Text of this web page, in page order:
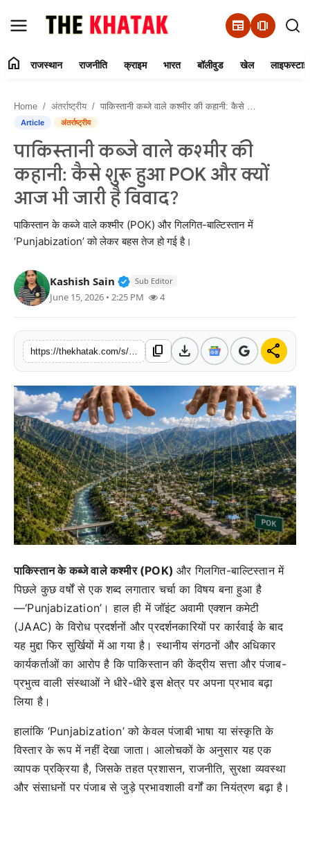
newspaper amp_stories
Contact Us
राजस्थान
राजनीति
क्राइम
बॉलीवुड
खेल
लाइफस्टाइल
अंतर्राष्ट्रीय
home राजस्थान राजनीति क्राइम भारत बॉलीवुड खेल
Home अंतर्राष्ट्रीय पाकिस्तानी कब्जे वाले कश्मीर की कहानी: कैसे शुरू हुआ POK और क्यों आज भी जारी है विवाद?
Article अंतर्राष्ट्रीय
पाकिस्तानी कब्जे वाले कश्मीर की
कहानी: कैसे शुरू हुआ POK और क्यों
आज भी जारी है विवाद?
पाकिस्तान के कब्जे वाले कश्मीर (POK) और गिलगित-बाल्टिस्तान में
‘Punjabization’ को लेकर बहस तेज हो गई है।
Kashish Sain Verified Public Figure • 11 Jun,
Sub Editor
June 15, 2026 • 2:25 PM 4
content_copy download share
पाकिस्तान के कब्जे वाले कश्मीर (POK)और गिलगित-बाल्टिस्तान में
पिछले कुछ वर्षों से एक शब्द लगातार चर्चा का विषय बना हुआ है
—‘Punjabization’। हाल ही में जॉइंट अवामी एक्शन कमेटी
(JAAC) के विरोध प्रदर्शनों और प्रदर्शनकारियों पर कार्रवाई के बाद
यह मुद्दा फिर सुर्खियों में आ गया है। स्थानीय संगठनों और अधिकार
कार्यकर्ताओं का आरोप है कि पाकिस्तान की केंद्रीय सत्ता और पंजाब-
प्रभुत्व वाली संस्थाओं ने धीरे-धीरे इस क्षेत्र पर अपना प्रभाव बढ़ा
लिया है।
हालांकि ‘Punjabization’ को केवल पंजाबी भाषा या संस्कृति के
विस्तार के रूप में नहीं देखा जाता। आलोचकों के अनुसार यह एक
व्यापक प्रक्रिया है, जिसके तहत प्रशासन, राजनीति, सुरक्षा व्यवस्था
और संसाधनों पर पंजाब से जुड़े प्रभावशाली वर्गों का नियंत्रण बढ़ा है।